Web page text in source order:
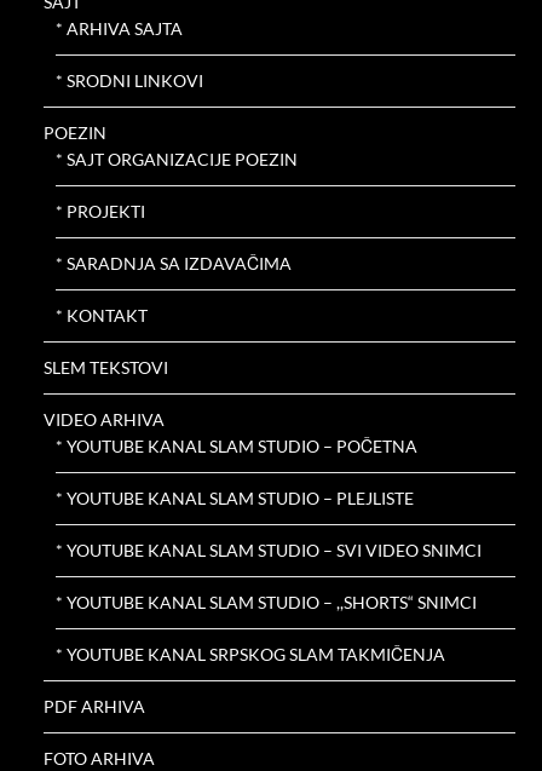
* ARHIVA SAJTA
* SRODNI LINKOVI
POEZIN
* SAJT ORGANIZACIJE POEZIN
* PROJEKTI
* SARADNJA SA IZDAVAČIMA
* KONTAKT
SLEM TEKSTOVI
VIDEO ARHIVA
* YOUTUBE KANAL SLAM STUDIO – POČETNA
* YOUTUBE KANAL SLAM STUDIO – PLEJLISTE
* YOUTUBE KANAL SLAM STUDIO – SVI VIDEO SNIMCI
* YOUTUBE KANAL SLAM STUDIO – ,,SHORTS“ SNIMCI
* YOUTUBE KANAL SRPSKOG SLAM TAKMIČENJA
PDF ARHIVA
FOTO ARHIVA